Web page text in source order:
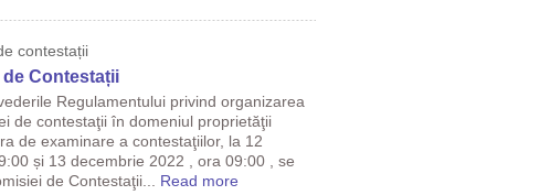
contestații
Contestații
Regulamentului privind organizarea
de contestaţii în domeniul proprietăţii
de examinare a contestaţiilor, la 12
și 13 decembrie 2022 , ora 09:00 , se
de Contestaţii... Read more